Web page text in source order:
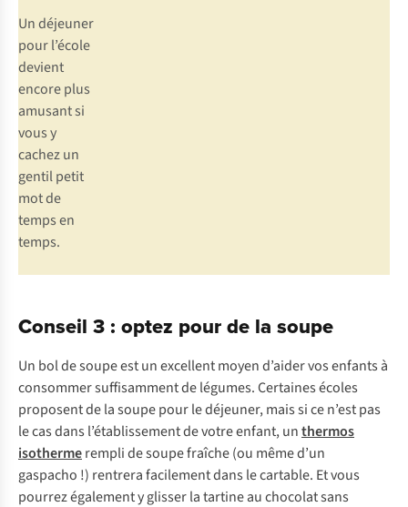
Un déjeuner
pour l’école
devient
encore plus
amusant si
vous y
cachez un
gentil petit
mot de
temps en
temps.
Conseil 3 : optez pour de la soupe
Un bol de soupe est un excellent moyen d’aider vos enfants à
consommer suffisamment de légumes. Certaines écoles
proposent de la soupe pour le déjeuner, mais si ce n’est pas
le cas dans l’établissement de votre enfant, unthermos
isothermerempli de soupe fraîche (ou même d’un
gaspacho !) rentrera facilement dans le cartable. Et vous
pourrez également y glisser la tartine au chocolat sans